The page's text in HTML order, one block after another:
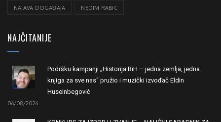
NAJAVA DOGAĐAJA NEDIM RABIC
NAJČITANIJE
Podršku kampanji „Historija BiH – jedna zemlja, jedna
knjiga za sve nas“ pružio i muzički izvođač Eldin
Huseinbegović
06/08/2026